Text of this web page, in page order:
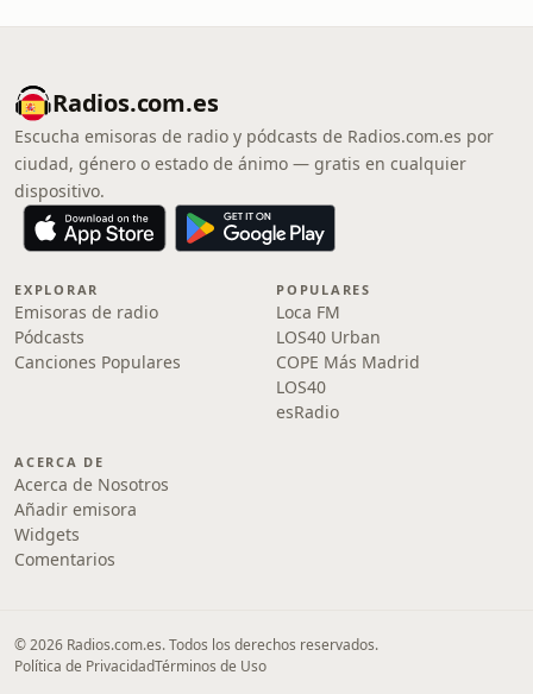
Radios.com.es
Escucha emisoras de radio y pódcasts de Radios.com.es por
ciudad, género o estado de ánimo — gratis en cualquier
dispositivo.
EXPLORAR
Emisoras de radio
Pódcasts
Canciones Populares
POPULARES
Loca FM
LOS40 Urban
COPE Más Madrid
LOS40
esRadio
ACERCA DE
Acerca de Nosotros
Añadir emisora
Widgets
Comentarios
© 2026 Radios.com.es. Todos los derechos reservados.
Política de PrivacidadTérminos de Uso